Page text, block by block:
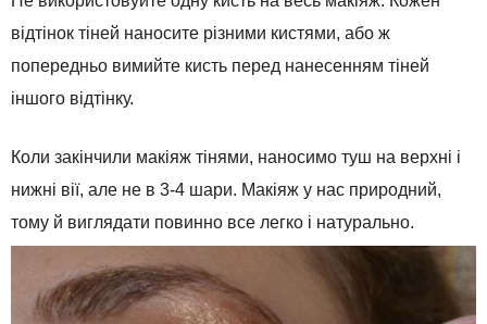
відтінок тіней наносите різними кистями, або ж
попередньо вимийте кисть перед нанесенням тіней
іншого відтінку.
Коли закінчили макіяж тінями, наносимо туш на верхні і
нижні вії, але не в 3-4 шари. Макіяж у нас природний,
тому й виглядати повинно все легко і натурально.